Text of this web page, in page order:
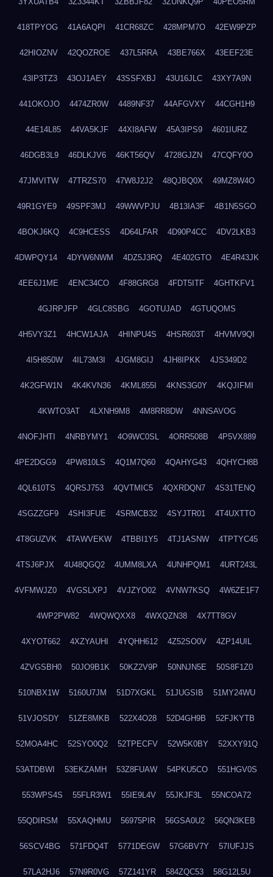
418TPYOG 41A6AQPI 41CR68ZC 428MPM7O 42EW9PZP
42HIOZNV 42QOZROE 437L5RRA 43BE766X 43EEF23E
43IP3TZ3 43OJ1AEY 43SSFXBJ 43U16JLC 43XY7A9N
441OKOJO 4474ZR0W 4489NF37 44AFGVXY 44CGH1H9
44E14L85 44VA5KJF 44XI8AFW 45A3IPS9 4601IURZ
46DGB3L9 46DLKJV6 46KT56QV 4728GJZN 47CQFY0O
47JMVITW 47TRZS70 47W8J2J2 48QJBQ0X 49MZ8W4O
49R1GYE9 49SPF3MJ 49WWVPJU 4B13IA3F 4B1N5SGO
4BOKJ6KQ 4C9HCESS 4D64LFAR 4D90P4CC 4DV2LKB3
4DWPQY14 4DYW6NWM 4DZ5J3RQ 4E402GTO 4E4R43JK
4EE6J1ME 4ENC34CO 4F88GRG8 4FDT5ITF 4GHTKFV1
4GJRPJFP 4GLC8SBG 4GOTUJAD 4GTUQOMS
4H5VY3Z1 4HCW1AJA 4HINPU4S 4HSR603T 4HVMV9QI
4I5H850W 4IL73M3I 4JGM8GIJ 4JH8IPKK 4JS349D2
4K2GFW1N 4K4KVN36 4KML855I 4KNS3G0Y 4KQJIFMI
4KWTO3AT 4LXNH9M8 4M8RR8DW 4NNSAVOG
4NOFJHTI 4NRBYMY1 4O9WC0SL 4ORR508B 4P5VX889
4PE2DGG9 4PW810LS 4Q1M7Q60 4QAHYG43 4QHYCH8B
4QL610TS 4QRSJ753 4QVTMIC5 4QXRDQN7 4S31TENQ
4SGZZGF9 4SHI3FUE 4SRMCB32 4SYJTR01 4T4UXTTO
4T8GUZVK 4TAWVEKW 4TBBI1Y5 4TJ1ASNW 4TPTYC45
4TSJ6PJX 4U48QGQ2 4UMM8LXA 4UNHPQM1 4URT243L
4VFMWJZ0 4VGSLXPJ 4VJZYO02 4VNW7KSQ 4W6ZE1F7
4WP2PW82 4WQWQXX8 4WXQZN38 4X7TT8GV
4XYOT662 4XZYAUHI 4YQHH612 4Z52SO0V 4ZP14UIL
4ZVGSBH0 50JO9B1K 50KZ2V9P 50NNJN5E 50S8F1Z0
510NBX1W 5160U7JM 51D7XGKL 51JUGSIB 51MY24WU
51VJOSDY 51ZE8MKB 522X4O28 52D4GH9B 52FJKYTB
52MOA4HC 52SYO0Q2 52TPECFV 52W5K0BY 52XXY91Q
53ATDBWI 53EKZAMH 53Z8FUAW 54PKU5CO 551HGV0S
553WPS4S 55FLR3W1 55IE9L4V 55JKJF3L 55NCOA72
55QDIRSM 55XAQHMU 56975PIR 56GSA0U2 56QN3KEB
56SCV4BG 571FDQ4T 5771DEGW 57G6BV7Y 57IUFJJS
57LA2HJ6 57N9R0VG 57Z141YR 584ZQC53 58G12L5U